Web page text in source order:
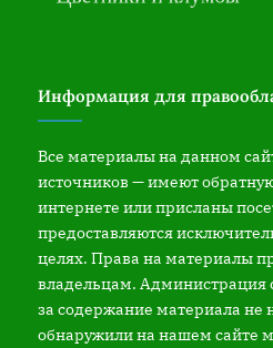
Информация для
Все материалы на данном
источников — имеют
интернете или присланы
предоставляются
целях. Права на материалы
владельцам. Администрация
за содержание материала не
обнаружили на нашем сайте